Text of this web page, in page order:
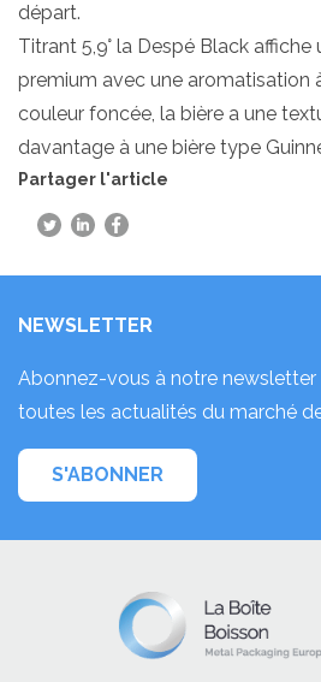
départ.
Titrant 5,9° la Despé Black
premium avec une aromatisation
couleur foncée, la bière a une
davantage à une bière type
Partager l'article
NEWSLETTER
Abonnez-vous à notre
toutes les actualités du marché
S'ABONNER